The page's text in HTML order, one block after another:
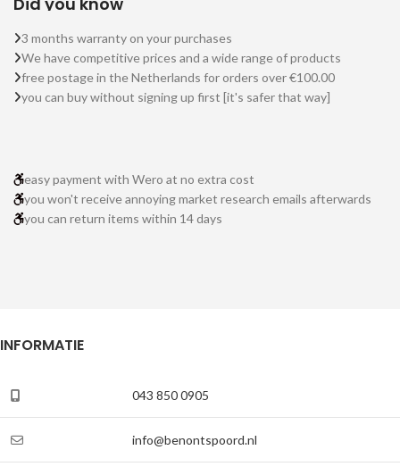
3 months warranty on your purchases
We have competitive prices and a wide range of products
free postage in the Netherlands for orders over €100.00
you can buy without signing up first [it's safer that way]
easy payment with Wero at no extra cost
you won't receive annoying market research emails afterwards
you can return items within 14 days
INFORMATIE
043 850 0905
info@benontspoord.nl